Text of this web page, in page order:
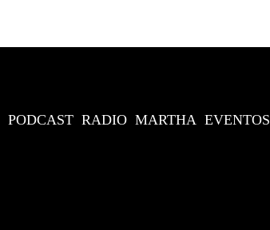
PODCAST RADIO MARTHA EVENTOS